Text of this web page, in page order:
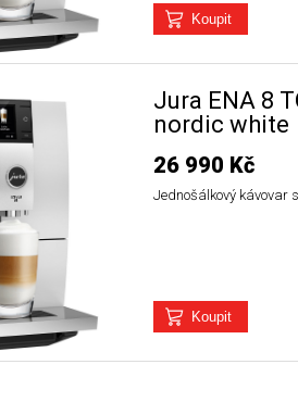
Jura ENA 8
nordic white
26 990 Kč